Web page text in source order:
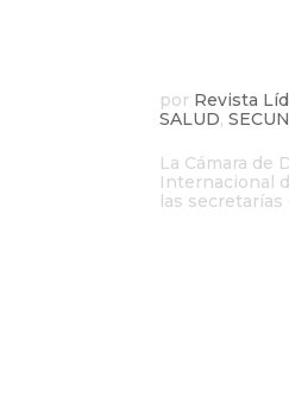
por Revista
SALUD,
La Cámara de
Internacional
las secretarías